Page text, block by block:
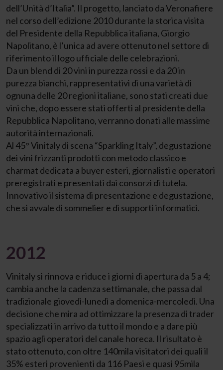
dell’Unità d’Italia”. Il progetto, lanciato da Veronafiere
nel corso dell’edizione 2010 durante la storica visita
del Presidente della Repubblica italiana, Giorgio
Napolitano, è l’unica ad avere ottenuto nel settore di
riferimento il logo ufficiale delle celebrazioni.
Da un blend di 20 vini in purezza rossi e da 20 in
purezza bianchi, rappresentativi di una varietà di
ognuna delle 20 regioni italiane, sono stati creati due
vini che, dopo essere stati offerti al presidente della
Repubblica Napolitano, verranno donati alle massime
autorità internazionali.
Al 45° Vinitaly di scena “Sparkling Italy”, degustazione
dei vini frizzanti prodotti con metodo classico e
charmat dedicata a buyer esteri, giornalisti e operatori
preregistrati e presentati dai consorzi di tutela.
Innovativo il sistema di presentazione e degustazione,
che si avvale di sommelier e di supporti informatici.
2012
Vinitaly si rinnova e riduce i giorni di apertura da 5 a 4;
cambia anche la cadenza settimanale, che passa dal
tradizionale giovedì-lunedì a domenica-mercoledì. Una
decisione che mira ad ottimizzare la presenza di trader
specializzati in arrivo da tutto il mondo e a dare più
spazio agli operatori del canale horeca. Il risultato è
stato ottenuto, con oltre 140mila visitatori dei quali il
35% esteri provenienti da 116 Paesi e quasi 95mila